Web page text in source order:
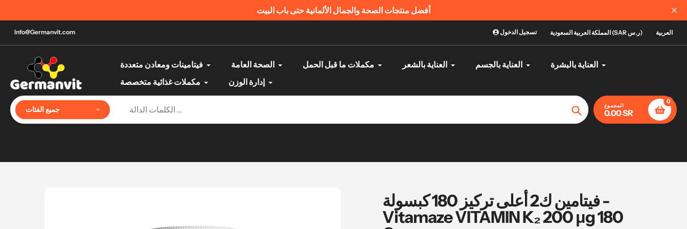
إلى
المحتوى
الآن يمكنك الدفع عند الاستلام | منتجات أصلية ومضمونة
Info@Germanvit.com تسجيل الدخول المملكة العربية السعودية (SAR ر.س) العربية
فيتامينات ومعادن متعددة الصحة العامة مكملات ما قبل الحمل العناية بالشعر العناية بالجسم
العناية بالبشرة
مكملات غذائية متخصصة
إدارة الوزن
جميع الفئات
تأكيد
المجموع
0.00 SR
0
فيتامين ك2 أعلى تركيز 180 كبسولة -
Vitamaze VITAMIN K₂ 200 μg 180